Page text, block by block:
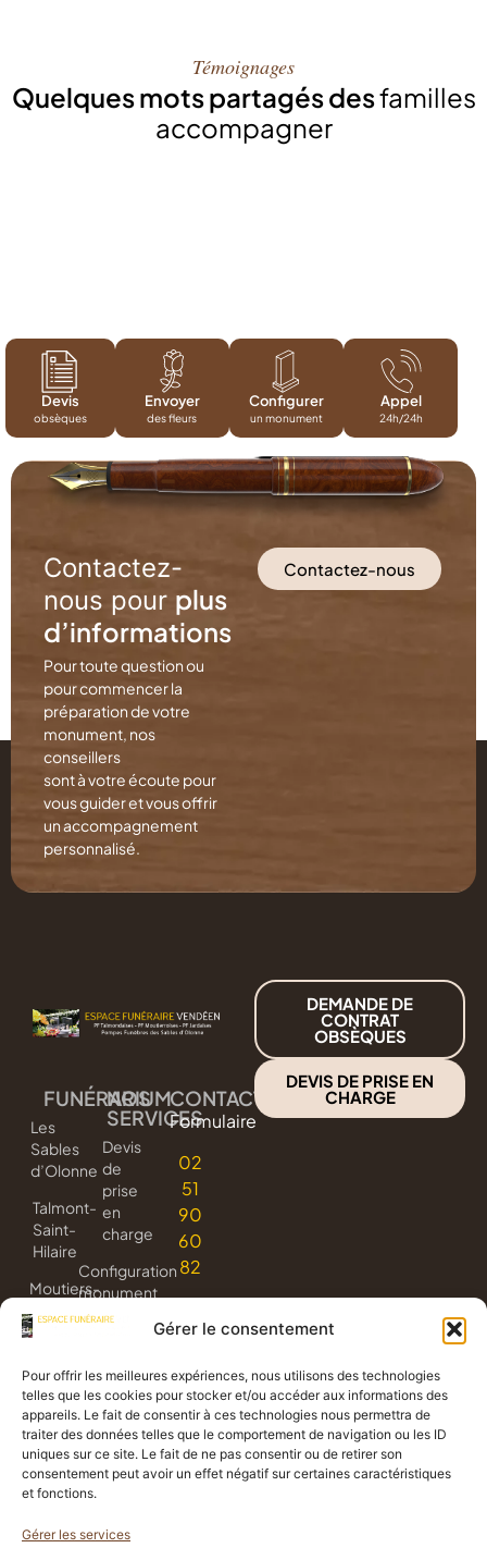
Gérer le consentement
Pour offrir les meilleures expériences, nous utilisons des technologies
telles que les cookies pour stocker et/ou accéder aux informations des
appareils. Le fait de consentir à ces technologies nous permettra de
traiter des données telles que le comportement de navigation ou les ID
uniques sur ce site. Le fait de ne pas consentir ou de retirer son
consentement peut avoir un effet négatif sur certaines caractéristiques
et fonctions.
Gérer les services
Témoignages
Quelques mots partagés desfamilles
accompagner
Devis
obsèques
Envoyer
des fleurs
Configurer
un monument
Appel
24h/24h
Contactez-
nous pour plus
d’informations
Pour toute question ou
pour commencer la
préparation de votre
monument, nos
conseillers
sont à votre écoute pour
vous guider et vous offrir
un accompagnement
personnalisé.
Contactez-nous
FUNÉRARIUM
Les
Sables
d’Olonne
Talmont-
Saint-
Hilaire
Moutiers-
les-
Mauxfaits
Jard-
sur-
Mer
NOS
SERVICES
Devis
de
prise
en
charge
Configuration
monument
3D
de
fleurs
Avis
de
décès
CONTACT
Formulaire
02
51
90
60
82
DEMANDE DE
CONTRAT
OBSÈQUES
DEVIS DE PRISE EN
CHARGE